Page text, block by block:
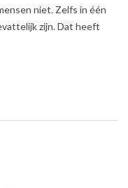
niet. Zelfs in één
zijn. Dat heeft